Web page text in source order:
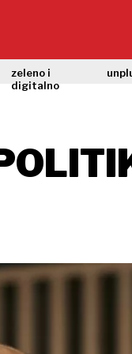
zeleno i
digitalno